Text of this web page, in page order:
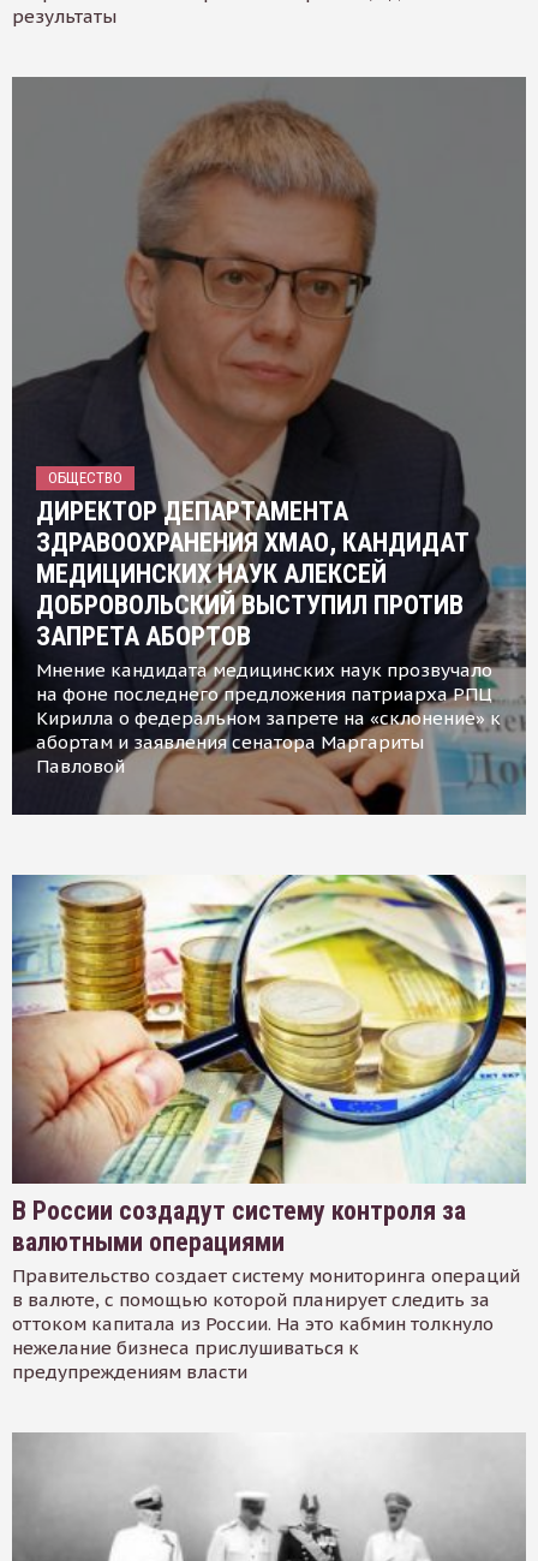
результаты
ОБЩЕСТВО
ДИРЕКТОР ДЕПАРТАМЕНТА
ЗДРАВООХРАНЕНИЯ ХМАО, КАНДИДАТ
МЕДИЦИНСКИХ НАУК АЛЕКСЕЙ
ДОБРОВОЛЬСКИЙ ВЫСТУПИЛ ПРОТИВ
ЗАПРЕТА АБОРТОВ
Мнение кандидата медицинских наук прозвучало
на фоне последнего предложения патриарха РПЦ
Кирилла о федеральном запрете на «склонение» к
абортам и заявления сенатора Маргариты
Павловой
В России создадут систему контроля за
валютными операциями
Правительство создает систему мониторинга операций
в валюте, с помощью которой планирует следить за
оттоком капитала из России. На это кабмин толкнуло
нежелание бизнеса прислушиваться к
предупреждениям власти